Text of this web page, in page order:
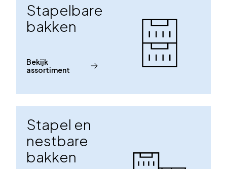
Stapelbare
bakken
Bekijk
assortiment
Stapel en
nestbare
bakken